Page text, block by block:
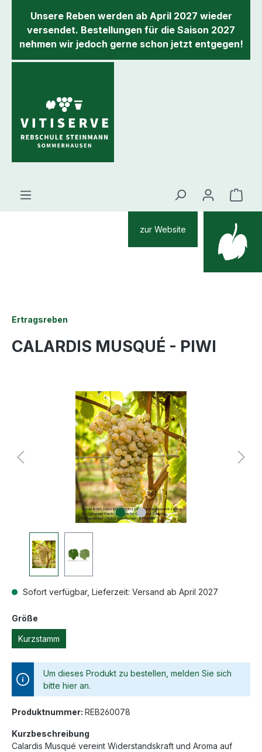
springen
Unsere Reben werden ab April 2027 wieder
versendet. Bestellungen für die Saison 2027
nehmen wir jedoch gerne schon jetzt entgegen!
zur Website
Ertragsreben
CALARDIS MUSQUÉ - PIWI
Sofort verfügbar, Lieferzeit: Versand ab April 2027
Größe
Kurzstamm
Um dieses Produkt zu bestellen, melden Sie sich
bitte hier an.
Produktnummer: REB260078
Kurzbeschreibung
Calardis Musqué vereint Widerstandskraft und Aroma auf